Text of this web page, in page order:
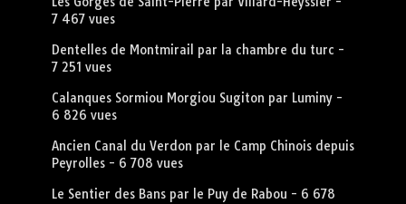
7 467 vues
Dentelles de Montmirail par la chambre du turc -
7 251 vues
Calanques Sormiou Morgiou Sugiton par Luminy-
6 826 vues
Ancien Canal du Verdon par le Camp Chinois depuis
Peyrolles- 6 708 vues
Le Sentier des Bans par le Puy de Rabou - 6 678